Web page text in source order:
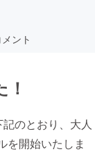
メント
のとおり、大人
を開始いたしま